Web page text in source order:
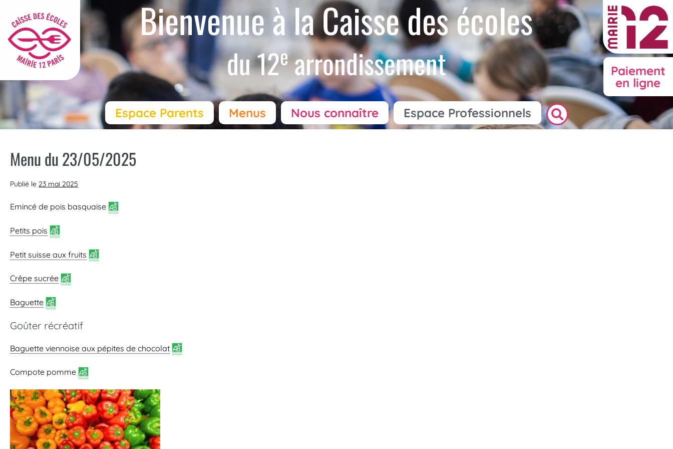
Bienvenue à la Caisse des écoles
du 12earrondissement
Paiement
en ligne
Espace Parents
Menus Nous connaître Espace Professionnels
Menu du 23/05/2025
Publié le 23 mai 2025
Emincé de pois basquaise
Petits pois
Petit suisse aux fruits
Crêpe sucrée
Baguette
Goûter récréatif
Baguette viennoise aux pépites de chocolat
Compote pomme